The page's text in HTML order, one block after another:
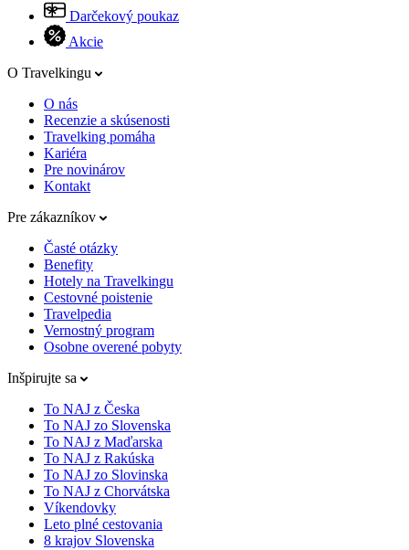
Darčekový poukaz
Akcie
O Travelkingu
O nás
Recenzie a skúsenosti
Travelking pomáha
Kariéra
Pre novinárov
Kontakt
Pre zákazníkov
Časté otázky
Benefity
Hotely na Travelkingu
Cestovné poistenie
Travelpedia
Vernostný program
Osobne overené pobyty
Inšpirujte sa
To NAJ z Česka
To NAJ zo Slovenska
To NAJ z Maďarska
To NAJ z Rakúska
To NAJ zo Slovinska
To NAJ z Chorvátska
Víkendovky
Leto plné cestovania
8 krajov Slovenska